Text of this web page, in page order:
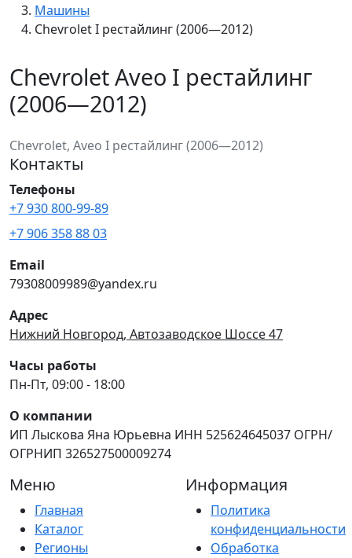
Машины
Chevrolet I рестайлинг (2006—2012)
Chevrolet Aveo I рестайлинг
(2006—2012)
Chevrolet, Aveo I рестайлинг (2006—2012)
Контакты
Телефоны
+7 930 800-99-89
+7 906 358 88 03
Email
79308009989@yandex.ru
Адрес
Нижний Новгород, Автозаводское Шоссе 47
Часы работы
Пн-Пт, 09:00 - 18:00
О компании
ИП Лыскова Яна Юрьевна ИНН 525624645037 ОГРН/
ОГРНИП 326527500009274
Меню
Главная
Каталог
Регионы
Информация
Политика
конфиденциальности
Обработка